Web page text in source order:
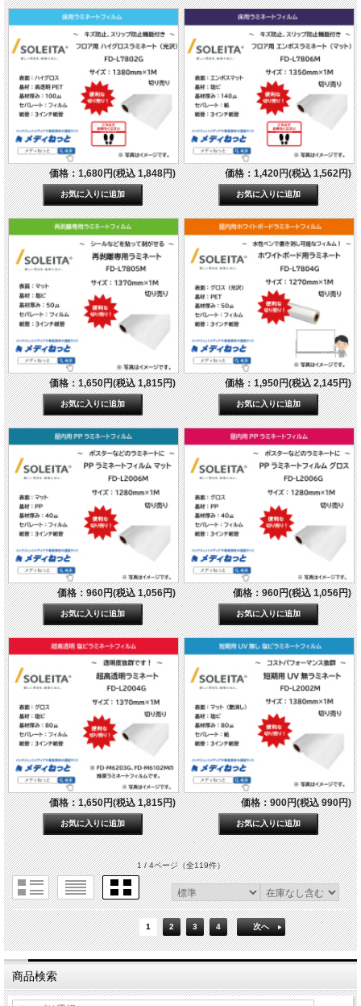
価格：1,680円(税込 1,848円) 価格：1,420円(税込 1,562円)
価格：1,650円(税込 1,815円) 価格：1,950円(税込 2,145円)
価格：960円(税込 1,056円) 価格：960円(税込 1,056円)
価格：1,650円(税込 1,815円) 価格：900円(税込 990円)
1 / 4ページ（全119件）
1 2 3 4 次へ
商品検索